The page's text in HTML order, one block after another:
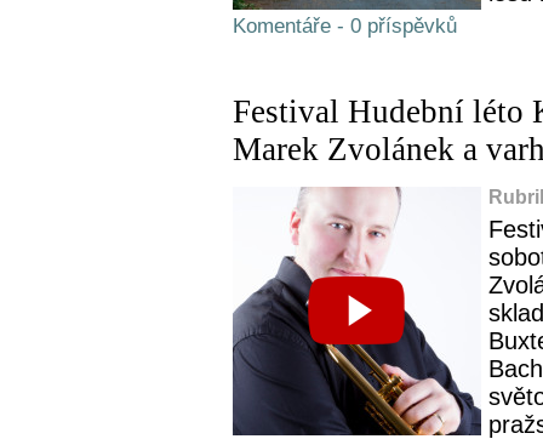
Komentáře - 0 příspěvků
Festival Hudební léto
Marek Zvolánek a